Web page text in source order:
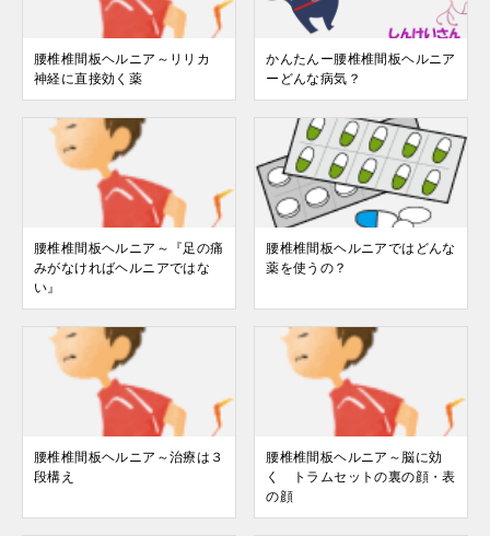
腰椎椎間板ヘルニア～リリカ
神経に直接効く薬
かんたんー腰椎椎間板ヘルニア
ーどんな病気？
腰椎椎間板ヘルニア～『足の痛
みがなければヘルニアではな
い』
腰椎椎間板ヘルニアではどんな
薬を使うの？
腰椎椎間板ヘルニア～治療は３
段構え
腰椎椎間板ヘルニア～脳に効
く トラムセットの裏の顔・表
の顔